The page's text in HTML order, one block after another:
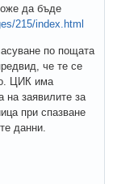
да бъде
215/index.html
по пощата
че те се
ЦИК има
на заявилите за
при спазване
данни.